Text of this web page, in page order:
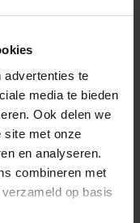
advertenties te
media te bieden
Ook delen we
site met onze
en analyseren.
combineren met
op basis